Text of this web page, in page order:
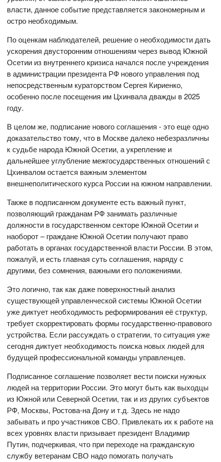
власти, данное событие представляется закономерным и
остро необходимым.
По оценкам наблюдателей, решение о необходимости дать
ускорения двусторонним отношениям через вывод Южной
Осетии из внутреннего кризиса начался после учреждения
в администрации президента РФ нового управления под
непосредственным кураторством Сергея Кириенко,
особенно после посещения им Цхинвала дважды в 2025
году.
В целом же, подписание нового соглашения - это еще одно
доказательство тому, что в Москве далеко небезразличны
к судьбе народа Южной Осетии, а укрепление и
дальнейшее углубление межгосударственных отношений с
Цхинвалом остается важным элементом
внешнеполитического курса России на южном направлении.
Также в подписанном документе есть важный пункт,
позволяющий гражданам РФ занимать различные
должности в государственном секторе Южной Осетии и
наоборот – граждане Южной Осетии получают право
работать в органах государственной власти России. В этом,
пожалуй, и есть главная суть соглашения, наряду с
другими, без сомнения, важными его положениями.
Это логично, так как даже поверхностный анализ
существующей управленческой системы Южной Осетии
уже диктует необходимость реформирования её структур,
требует скорректировать формы государственно-правового
устройства. Если рассуждать о стратегии, то ситуация уже
сегодня диктует необходимость поиска новых людей для
будущей профессиональной команды управленцев.
Подписанное соглашение позволяет вести поиски нужных
людей на территории России. Это могут быть как выходцы
из Южной или Северной Осетии, так и из других субъектов
РФ, Москвы, Ростова-на Дону и т.д. Здесь не надо
забывать и про участников СВО. Привлекать их к работе на
всех уровнях власти призывает президент Владимир
Путин, подчеркивая, что при переходе на гражданскую
службу ветеранам СВО надо помогать получать